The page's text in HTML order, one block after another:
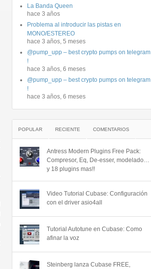
La Banda Queen
hace 3 años
Problema al introducir las pistas en
MONO/ESTEREO
hace 3 años, 5 meses
@pump_upp – best crypto pumps on telegram
!
hace 3 años, 6 meses
@pump_upp – best crypto pumps on telegram
!
hace 3 años, 6 meses
POPULAR RECIENTE COMENTARIOS
Antress Modern Plugins Free Pack:
Compresor, Eq, De-esser, modelado…
y 18 plugins mas!!
Video Tutorial Cubase: Configuración
con el driver asio4all
Tutorial Autotune en Cubase: Como
afinar la voz
Steinberg lanza Cubase FREE,